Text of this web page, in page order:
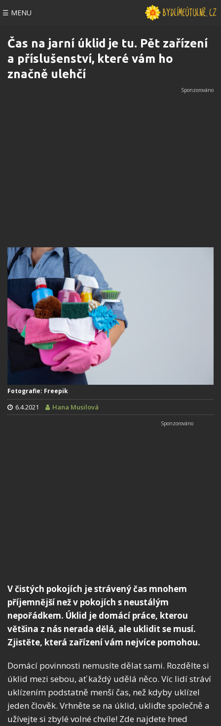
☰ MENU
Čas na jarní úklid je tu. Pět zařízení
a příslušenství, které vám ho
značně ulehčí
Fotografie: Freepik
6.4.2021 Hana Musilová
V čistých pokojích je strávený čas mnohem
příjemnější než v pokojích s neustálým
nepořádkem. Úklid je domácí práce, kterou
většina z nás nerada dělá, ale uklidit se musí.
Zjistěte, která zařízení vám nejvíce pomohou.
Domácí povinnosti nemusíte dělat sami. Rozdělte si
úklid mezi sebou, ať každý udělá něco. Víc lidí stráví
uklízením podstatně menší čas, než kdyby uklízel
jeden člověk. Vrhněte se na úklid, ukliďte společně a
užívejte si zbylé volné chvíle! Zde najdete hned